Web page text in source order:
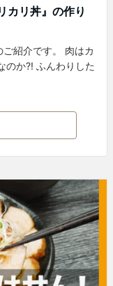
カリ丼』の作り
紹介です。 肉はカ
のか?! ふんわりした